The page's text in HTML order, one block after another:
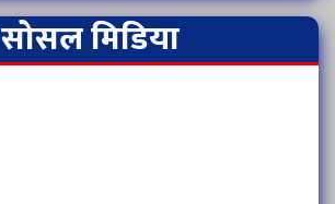
सोसल मिडिया